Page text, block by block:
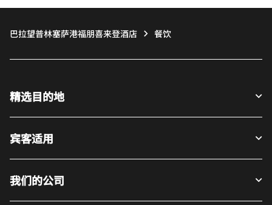
巴拉望普林塞萨港福朋喜来登酒店 餐饮
精选目的地
宾客适用
我们的公司